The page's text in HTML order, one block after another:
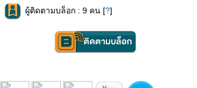
ผู้ติดตามบล็อก : 9 คน [?]